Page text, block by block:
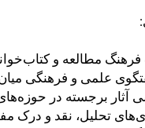
فرهنگ مطالعه و
علمی و فرهنگی
آثار برجسته در
تحلیل، نقد و درک